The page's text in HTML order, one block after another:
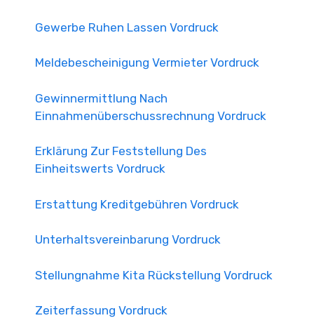
Gewerbe Ruhen Lassen Vordruck
Meldebescheinigung Vermieter Vordruck
Gewinnermittlung Nach
Einnahmenüberschussrechnung Vordruck
Erklärung Zur Feststellung Des
Einheitswerts Vordruck
Erstattung Kreditgebühren Vordruck
Unterhaltsvereinbarung Vordruck
Stellungnahme Kita Rückstellung Vordruck
Zeiterfassung Vordruck